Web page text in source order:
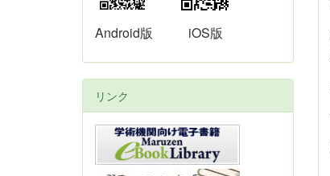
Android版 iOS版
リンク